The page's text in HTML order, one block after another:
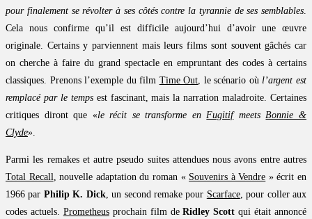
pour finalement se révolter à ses côtés contre la tyrannie de ses semblables.
Cela nous confirme qu’il est difficile aujourd’hui d’avoir une œuvre
originale. Certains y parviennent mais leurs films sont souvent gâchés car
on cherche à faire du grand spectacle en empruntant des codes à certains
classiques. Prenons l’exemple du film Time Out, le scénario oùl’argent est
remplacé par le tempsest fascinant, mais la narration maladroite. Certaines
critiques diront que «le récit se transforme enFugitifmeetsBonnie &
Clyde».
Parmi les remakes et autre pseudo suites attendues nous avons entre autres
Total Recall, nouvelle adaptation du roman « Souvenirs à Vendre » écrit en
1966 par Philip K. Dick, un second remake pour Scarface, pour coller aux
codes actuels. Prometheusprochain film deRidley Scott qui était annoncé